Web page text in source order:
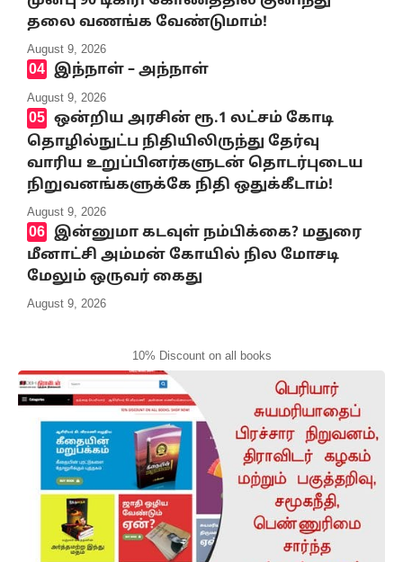
தலை வணங்க வேண்டுமாம்!
August 9, 2026
இந்நாள் – அந்நாள்
August 9, 2026
ஒன்றிய அரசின் ரூ.1 லட்சம் கோடி
தொழில்நுட்ப நிதியிலிருந்து தேர்வு
வாரிய உறுப்பினர்களுடன் தொடர்புடைய
நிறுவனங்களுக்கே நிதி ஒதுக்கீடாம்!
August 9, 2026
இன்னுமா கடவுள் நம்பிக்கை? மதுரை
மீனாட்சி அம்மன் கோயில் நில மோசடி
மேலும் ஒருவர் கைது
August 9, 2026
10% Discount on all books